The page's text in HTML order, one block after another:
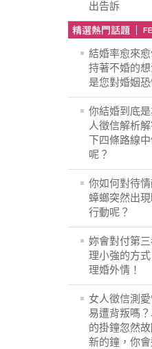
出告訴
結婚率愈來
持著不婚的
是您對婚姻
你結婚到底
人徵信解析
下四條路線
呢？
你如何對待
蟑螂突然出
行動呢？
妳會對付第
理小強的方
理婚外情！
女人徵信測
易遭背叛嗎
的掛鐘忽然
新的鐘，你